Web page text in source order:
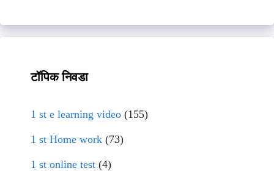
टॉपिक निवडा
1 st e learning video (155)
1 st Home work (73)
1 st online test (4)